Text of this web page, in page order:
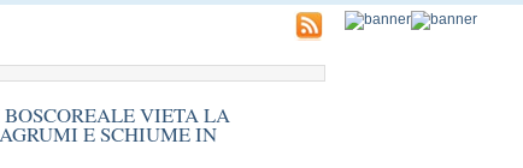
VIETA LA
E SCHIUME IN